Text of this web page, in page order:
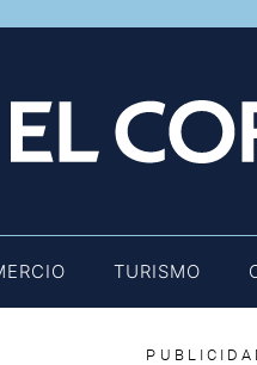
TURISMO